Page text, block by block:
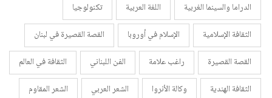
الدراما والسينما الغربية
اللغة العربية
تكنولوجيا
الثقافة الإسلامية
الإسلام في أوروبا
القصة القصيرة في لبنان
القصة القصيرة
راغب علامة الفن اللبناني
الثقافة في العالم
الثقافة الهندية
وكالة الأنروا الشعر العربي
الشعر المقاوم